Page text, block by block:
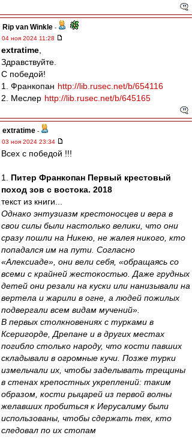
Rip van Winkle -
04 ноя 2024 11:28
extratime
Здравствуйте.
С победой!
1. Франкопан http://lib.rusec.net/b/654116
2. Меслер http://lib.rusec.net/b/645165
extratime -
03 ноя 2024 23:34
Всех с победой !!!
1. Питер Франкопан Первый крестовый
поход зов с востока. 2018
текст из книги...
Однако энтузиазм крестоносцев и вера в
свои силы были настолько велики, что они
сразу пошли на Никею, не жалея никого, кто
попадался им на пути. Согласно
«Алексиаде», они вели себя, «обращаясь со
всеми с крайней жестокостью. Даже грудных
детей они резали на куски или нанизывали на
вертела и жарили в огне, а людей пожилых
подвергали всем видам мучений».
В первых столкновениях с турками в
Ксеригорде, Дрепане и в других местах
погибло столько народу, что кости павших
складывали в огромные кучи. Позже турки
измельчали их, чтобы заделывать трещины
в стенах крепостных укреплений: таким
образом, кости рыцарей из первой волны
желавших пробиться к Иерусалиму были
использованы, чтобы сдержать тех, кто
следовал по их стопам